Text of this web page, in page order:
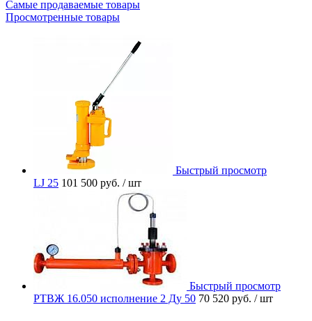
Самые продаваемые товары
Просмотренные товары
Быстрый просмотр
LJ 25 101 500 руб. / шт
Быстрый просмотр
РТВЖ 16.050 исполнение 2 Ду 50 70 520 руб. / шт